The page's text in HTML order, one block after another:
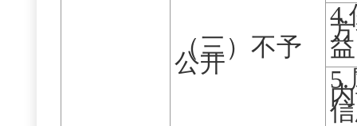
（三）不予
公开
4.
益
5.